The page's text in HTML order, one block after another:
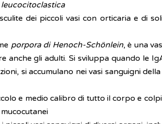
leucocitoclastica
dei piccoli vasi con orticaria e di
porpora di Henoch-Schönlein, è una
anche gli adulti. Si sviluppa quando le
si accumulano nei vasi sanguigni
e medio calibro di tutto il corpo e